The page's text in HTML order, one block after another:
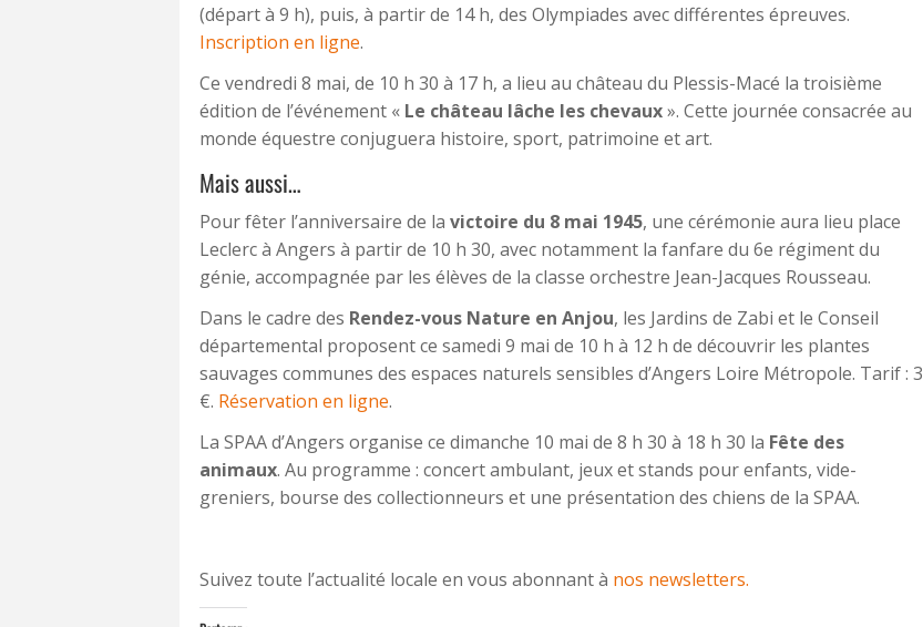
(départ à 9 h), puis, à partir de 14 h, des Olympiades avec différentes épreuves.
Inscription en ligne.
Ce vendredi 8 mai, de 10 h 30 à 17 h, a lieu au château du Plessis-Macé la troisième
édition de l’événement « Le château lâche les chevaux». Cette journée consacrée au
monde équestre conjuguera histoire, sport, patrimoine et art.
Mais aussi…
Pour fêter l’anniversaire de la victoire du 8 mai 1945, une cérémonie aura lieu place
Leclerc à Angers à partir de 10 h 30, avec notamment la fanfare du 6e régiment du
génie, accompagnée par les élèves de la classe orchestre Jean-Jacques Rousseau.
Dans le cadre des Rendez-vous Nature en Anjou, les Jardins de Zabi et le Conseil
départemental proposent ce samedi 9 mai de 10 h à 12 h de découvrir les plantes
sauvages communes des espaces naturels sensibles d’Angers Loire Métropole. Tarif : 3
€. Réservation en ligne.
La SPAA d’Angers organise ce dimanche 10 mai de 8 h 30 à 18 h 30 la Fête des
animaux. Au programme : concert ambulant, jeux et stands pour enfants, vide-
greniers, bourse des collectionneurs et une présentation des chiens de la SPAA.
Suivez toute l’actualité locale en vous abonnant à nos newsletters.